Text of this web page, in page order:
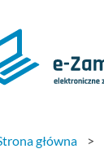
główna >